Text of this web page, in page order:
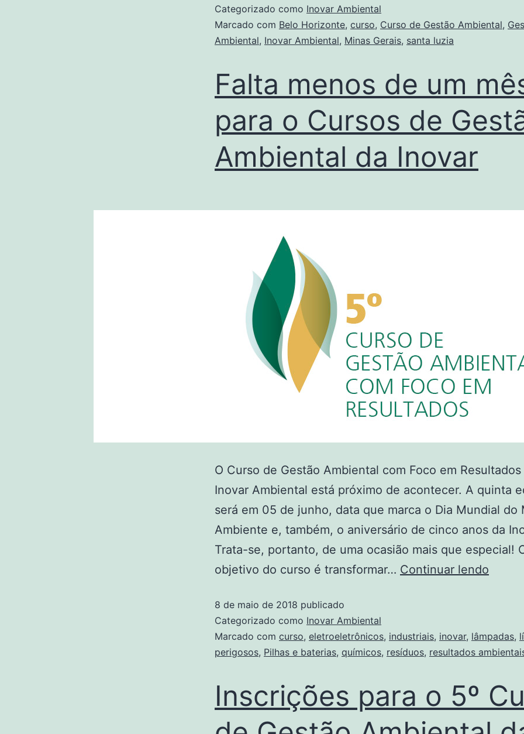
Categorizado como Inovar Ambiental
Marcado com Belo Horizonte, curso, Curso de Gestão Ambiental,
Ambiental, Inovar Ambiental, Minas Gerais, santa luzia
Falta menos de um
para o Cursos de
Ambiental da Inovar
O Curso de Gestão Ambiental com Foco em Resultados
Inovar Ambiental está próximo de acontecer. A quinta
será em 05 de junho, data que marca o Dia Mundial do
Ambiente e, também, o aniversário de cinco anos da
Trata-se, portanto, de uma ocasião mais que especial!
objetivo do curso é transformar… Continuar lendo
8 de maio de 2018 publicado
Categorizado como Inovar Ambiental
Marcado com curso, eletroeletrônicos, industriais, inovar, lâmpadas,
perigosos, Pilhas e baterias, químicos, resíduos, resultados
Inscrições para o 5º